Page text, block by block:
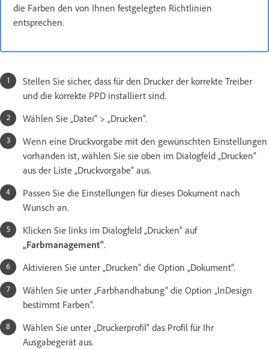
die Farben den von Ihnen festgelegten Richtlinien
entsprechen.
Stellen Sie sicher, dass für den Drucker der korrekte Treiber
und die korrekte PPD installiert sind.
Wählen Sie „Datei“ > „Drucken“.
Wenn eine Druckvorgabe mit den gewünschten Einstellungen
vorhanden ist, wählen Sie sie oben im Dialogfeld „Drucken“
aus der Liste „Druckvorgabe“ aus.
Passen Sie die Einstellungen für dieses Dokument nach
Wunsch an.
Klicken Sie links im Dialogfeld „Drucken“ auf
„Farbmanagement“.
Aktivieren Sie unter „Drucken“ die Option „Dokument“.
Wählen Sie unter „Farbhandhabung“ die Option „InDesign
bestimmt Farben“.
Wählen Sie unter „Druckerprofil“ das Profil für Ihr
Ausgabegerät aus.